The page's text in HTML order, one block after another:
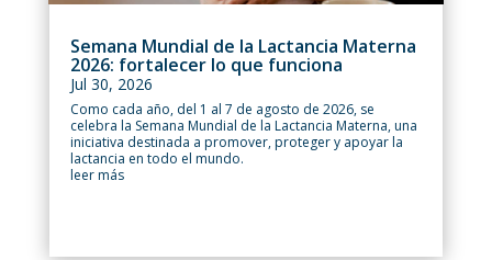
Semana Mundial de la Lactancia Materna
2026: fortalecer lo que funciona
Jul 30, 2026
Como cada año, del 1 al 7 de agosto de 2026, se
celebra la Semana Mundial de la Lactancia Materna, una
iniciativa destinada a promover, proteger y apoyar la
lactancia en todo el mundo.
leer más